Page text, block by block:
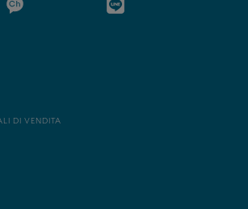
DI VENDITA